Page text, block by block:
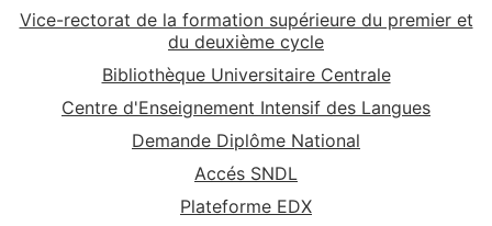
Vice-rectorat de la formation supérieure du premier et
du deuxième cycle
Bibliothèque Universitaire Centrale
Centre d'Enseignement Intensif des Langues
Demande Diplôme National
Accés SNDL
Plateforme EDX